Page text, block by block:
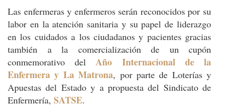
Las enfermeras y enfermeros serán reconocidos por su
labor en la atención sanitaria y su papel de liderazgo
en los cuidados a los ciudadanos y pacientes gracias
también a la comercialización de un cupón
conmemorativo delAño Internacional de la
Enfermera y La Matrona, por parte de Loterías y
Apuestas del Estado y a propuesta del Sindicato de
Enfermería, SATSE.